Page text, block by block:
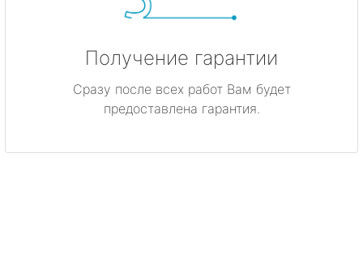
Получение гарантии
Сразу после всех работ Вам будет
предоставлена гарантия.